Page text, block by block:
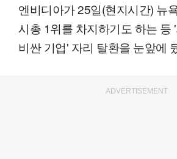
엔비디아가 25일(현지시간) 뉴
시총 1위를 차지하기도 하는 등
비싼 기업' 자리 탈환을 눈앞에
ADVERTISEMENT